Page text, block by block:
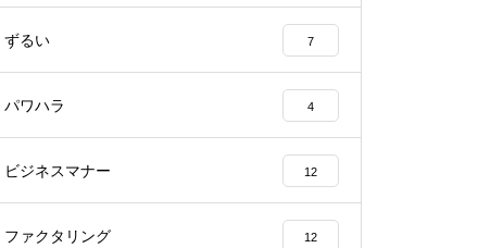
ずるい 7
パワハラ 4
ビジネスマナー 12
ファクタリング 12